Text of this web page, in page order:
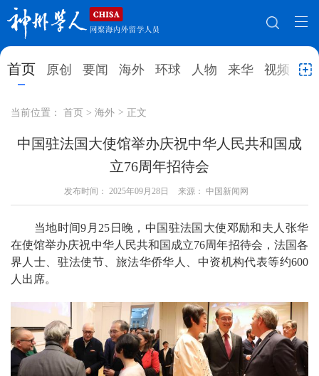
首页 原创 要闻 海外 环球 人物 来华 视频 教
网站地图
首页 原创
环球 人物 来华 视频
就业创业 合作办学
综合 深度 专题 实用信息
招聘信息 更多数据
当前位置： 首页 > 海外 > 正文
中国驻法国大使馆举办庆祝中华人民共和国成
立76周年招待会
发布时间： 2025年09月28日 来源： 中国新闻网
当地时间9月25日晚，中国驻法国大使邓励和夫人张华
在使馆举办庆祝中华人民共和国成立76周年招待会，法国各
界人士、驻法使节、旅法华侨华人、中资机构代表等约600
人出席。